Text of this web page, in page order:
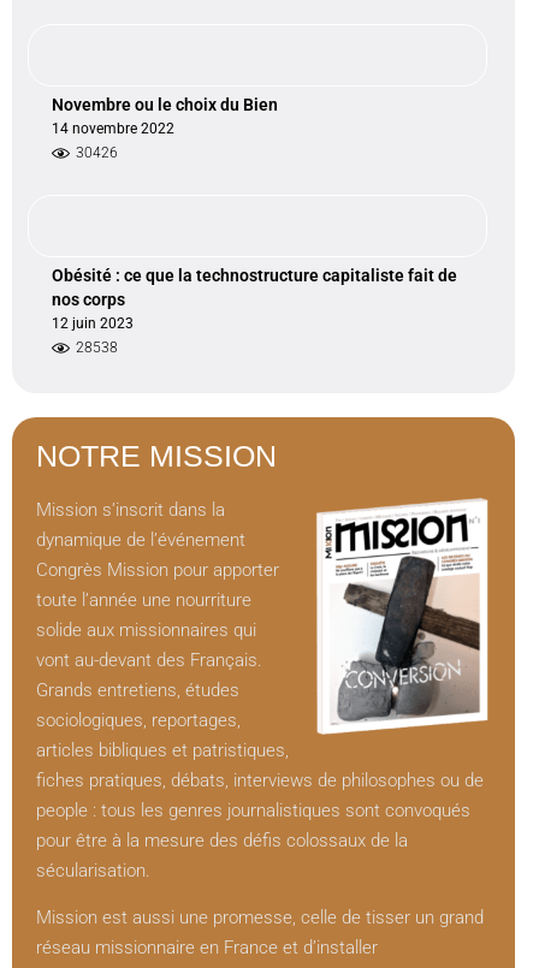
Novembre ou le choix du Bien
14 novembre 2022
30426
Obésité : ce que la technostructure capitaliste fait de
nos corps
12 juin 2023
28538
NOTRE MISSION
Mission s’inscrit dans la
dynamique de l’événement
Congrès Mission pour apporter
toute l’année une nourriture
solide aux missionnaires qui
vont au-devant des Français.
Grands entretiens, études
sociologiques, reportages,
articles bibliques et patristiques,
fiches pratiques, débats, interviews de philosophes ou de
people : tous les genres journalistiques sont convoqués
pour être à la mesure des défis colossaux de la
sécularisation.
Mission est aussi une promesse, celle de tisser un grand
réseau missionnaire en France et d’installer